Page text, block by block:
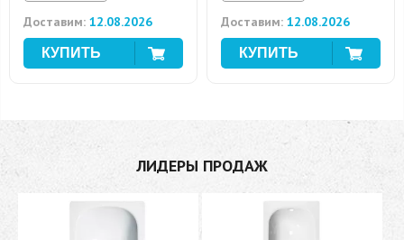
Доставим: 12.08.2026
Доставим: 12.08.2026
ЛИДЕРЫ ПРОДАЖ